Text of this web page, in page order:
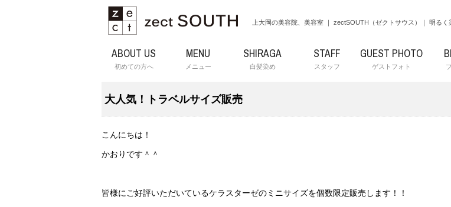
上大岡の美容院、美容室 ｜ zectSOUTH（ゼクトサウス）｜ 明る
ABOUT US
初めての方へ
MENU
メニュー
SHIRAGA
白髪染め
STAFF
スタッフ
GUEST PHOTO
ゲストフォト
大人気！トラベルサイズ販売
こんにちは！
かおりです＾＾
皆様にご好評いただいているケラスターゼのミニサイズを個数限定販売します！！